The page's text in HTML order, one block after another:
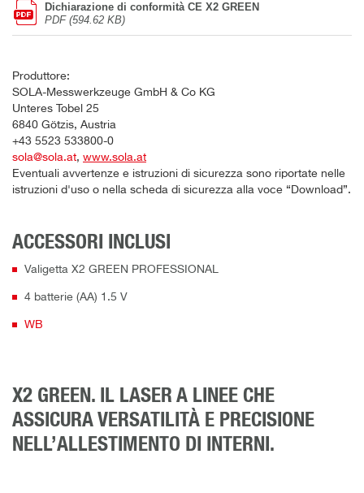
Dichiarazione di conformità CE X2 GREEN
PDF (594.62 KB)
Produttore:
SOLA-Messwerkzeuge GmbH & Co KG
Unteres Tobel 25
6840 Götzis, Austria
+43 5523 533800-0
sola@sola.at, www.sola.at
Eventuali avvertenze e istruzioni di sicurezza sono riportate nelle
istruzioni d'uso o nella scheda di sicurezza alla voce “Download”.
ACCESSORI INCLUSI
Valigetta X2 GREEN PROFESSIONAL
4 batterie (AA) 1.5 V
WB
X2 GREEN. IL LASER A LINEE CHE
ASSICURA VERSATILITÀ E PRECISIONE
NELL’ALLESTIMENTO DI INTERNI.